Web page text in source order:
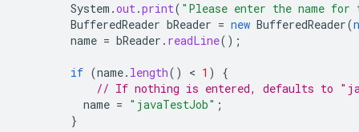
System .out.print( "Please enter the name
BufferedReader bReader = new BufferedReader(
name = bReader . readLine();
if (name. length() < 1 )
{
// If nothing is entered, defaults to
name = "javaTestJob" ;
}